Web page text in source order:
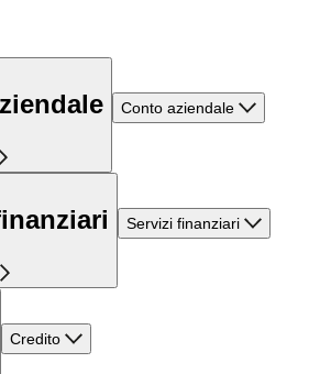
Conto aziendale
Servizi finanziari
Credito